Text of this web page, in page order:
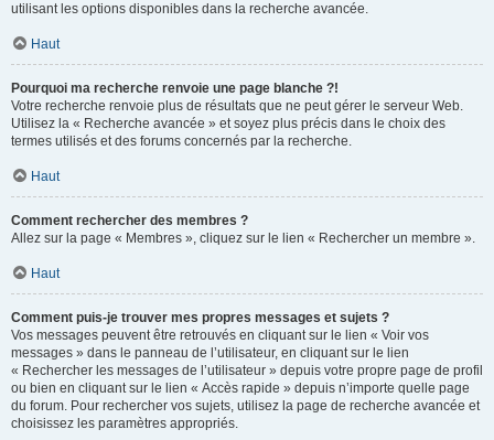
utilisant les options disponibles dans la recherche avancée.
Haut
Pourquoi ma recherche renvoie une page blanche ?!
Votre recherche renvoie plus de résultats que ne peut gérer le serveur Web.
Utilisez la « Recherche avancée » et soyez plus précis dans le choix des
termes utilisés et des forums concernés par la recherche.
Haut
Comment rechercher des membres ?
Allez sur la page « Membres », cliquez sur le lien « Rechercher un membre ».
Haut
Comment puis-je trouver mes propres messages et sujets ?
Vos messages peuvent être retrouvés en cliquant sur le lien « Voir vos
messages » dans le panneau de l’utilisateur, en cliquant sur le lien
« Rechercher les messages de l’utilisateur » depuis votre propre page de profil
ou bien en cliquant sur le lien « Accès rapide » depuis n’importe quelle page
du forum. Pour rechercher vos sujets, utilisez la page de recherche avancée et
choisissez les paramètres appropriés.